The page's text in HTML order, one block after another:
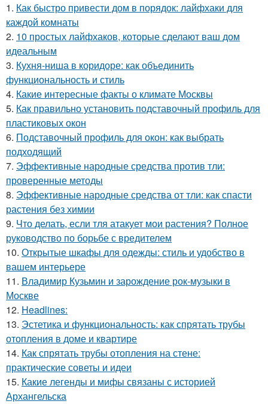
1. Как быстро привести дом в порядок: лайфхаки для
каждой комнаты
2. 10 простых лайфхаков, которые сделают ваш дом
идеальным
3. Кухня-ниша в коридоре: как объединить
функциональность и стиль
4. Какие интересные факты о климате Москвы
5. Как правильно установить подставочный профиль для
пластиковых окон
6. Подставочный профиль для окон: как выбрать
подходящий
7. Эффективные народные средства против тли:
проверенные методы
8. Эффективные народные средства от тли: как спасти
растения без химии
9. Что делать, если тля атакует мои растения? Полное
руководство по борьбе с вредителем
10. Открытые шкафы для одежды: стиль и удобство в
вашем интерьере
11. Владимир Кузьмин и зарождение рок-музыки в
Москве
12. Headlines:
13. Эстетика и функциональность: как спрятать трубы
отопления в доме и квартире
14. Как спрятать трубы отопления на стене:
практические советы и идеи
15. Какие легенды и мифы связаны с историей
Архангельска